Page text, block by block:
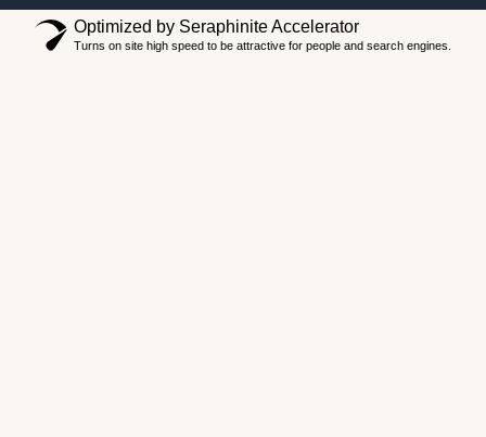
Optimized by Seraphinite Accelerator
Turns on site high speed to be attractive for people and search engines.